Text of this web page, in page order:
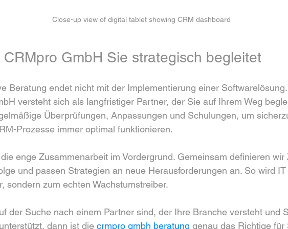
Close-up view of digital tablet showing CRM dashboard
CRMpro GmbH Sie strategisch begleitet
Beratung endet nicht mit der Implementierung einer
versteht sich als langfristiger Partner, der Sie auf Ihrem Weg
Überprüfungen, Anpassungen und Schulungen, um
Prozesse immer optimal funktionieren.
enge Zusammenarbeit im Vordergrund. Gemeinsam definieren wir
und passen Strategien an neue Herausforderungen an. So wird
sondern zum echten Wachstumstreiber.
der Suche nach einem Partner sind, der Ihre Branche versteht und
dann ist die crmpro gmbh beratung genau das Richtige für